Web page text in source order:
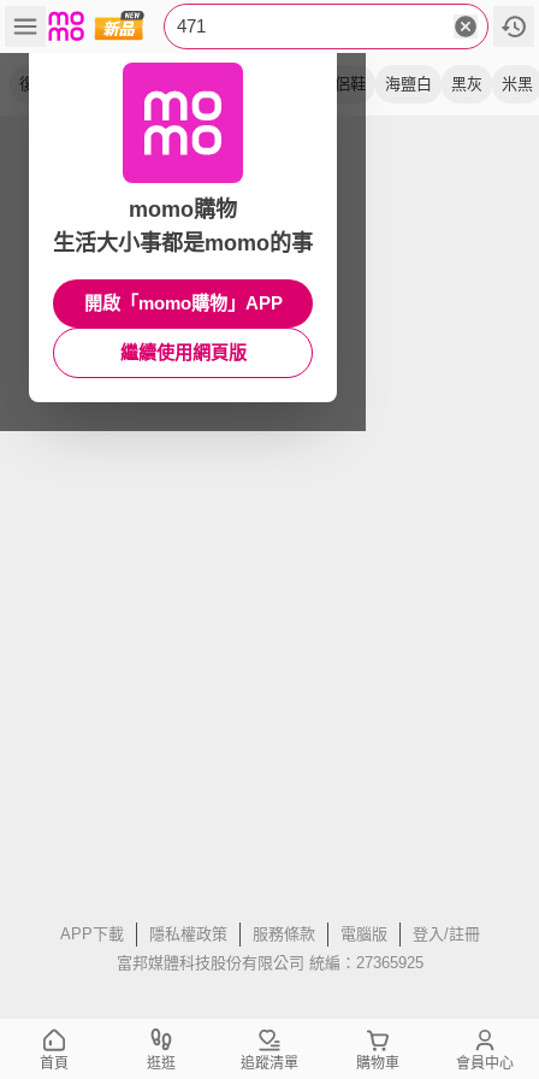
471
復古鞋 情侶鞋 海鹽白 黑灰 米黑
APP下載 隱私權政策 服務條款 電腦版
登入/註冊
富邦媒體科技股份有限公司 統編：27365925
momo購物
生活大小事都是momo的事
開啟「momo購物」APP
繼續使用網頁版
首頁 逛逛 追蹤清單 購物車 會員中心